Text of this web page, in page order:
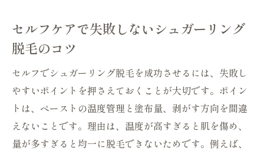
肌トラブル予防も叶うシュガーリング脱毛
セルフ法
セルフケアで失敗しないシュガーリング
脱毛のコツ
セルフでシュガーリング脱毛を成功させるには、失敗し
やすいポイントを押さえておくことが大切です。ポイン
トは、ペーストの温度管理と塗布量、剥がす方向を間違
えないことです。理由は、温度が高すぎると肌を傷め、
量が多すぎると均一に脱毛できないためです。例えば、